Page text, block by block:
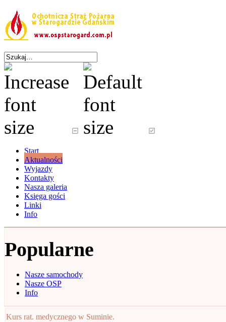
Start
Aktualności
Wyjazdy
Kontakty
Nasza galeria
Księga gości
Linki
Info
Popularne
Nasze samochody
Nasze OSP
Info
Kurs rat. medycznego w Suminie.